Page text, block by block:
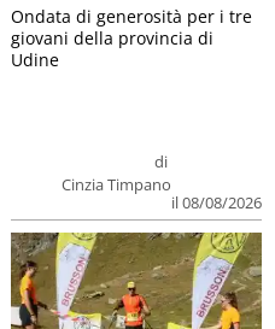
di
Cinzia Timpano
il 08/08/2026
Ondata di generosità per i tre
giovani della provincia di
Udine